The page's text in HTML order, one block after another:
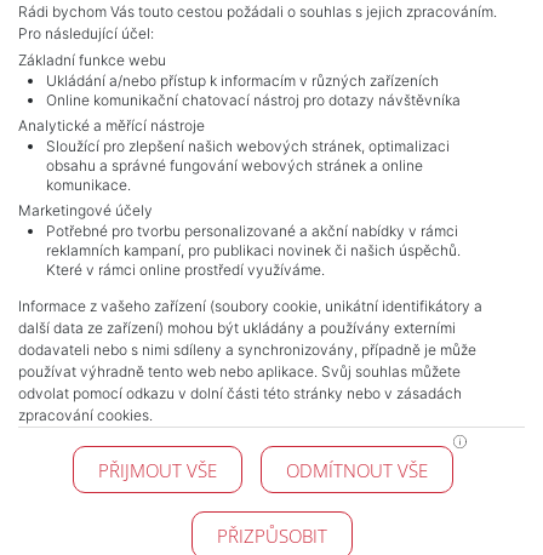
Adverts total10.
NAVIGACE
Terms and conditions
Protection of personal data
Real estate's
Contact
Cookie processing
KONTAKT
Pražské reality
140 00 Praha 4
Rádi bychom Vás touto cestou požádali o souhlas s jejich zpracováním.
Pro následující účel:
Základní funkce webu
Ukládání a/nebo přístup k informacím v různých zařízeních
Online komunikační chatovací nástroj pro dotazy návštěvníka
Analytické a měřící nástroje
Sloužící pro zlepšení našich webových stránek, optimalizaci
obsahu a správné fungování webových stránek a online
komunikace.
Marketingové účely
Potřebné pro tvorbu personalizované a akční nabídky v rámci
reklamních kampaní, pro publikaci novinek či našich úspěchů.
Které v rámci online prostředí využíváme.
Informace z vašeho zařízení (soubory cookie, unikátní identifikátory a
další data ze zařízení) mohou být ukládány a používány externími
dodavateli nebo s nimi sdíleny a synchronizovány, případně je může
používat výhradně tento web nebo aplikace. Svůj souhlas můžete
odvolat pomocí odkazu v dolní části této stránky nebo v zásadách
zpracování cookies.
PŘIJMOUT VŠE ODMÍTNOUT VŠE
PŘIZPŮSOBIT